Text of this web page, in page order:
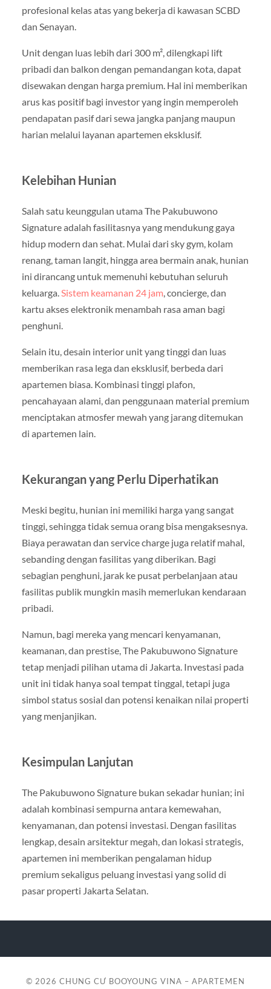
profesional kelas atas yang bekerja di kawasan SCBD
dan Senayan.
Unit dengan luas lebih dari 300 m², dilengkapi lift
pribadi dan balkon dengan pemandangan kota, dapat
disewakan dengan harga premium. Hal ini memberikan
arus kas positif bagi investor yang ingin memperoleh
pendapatan pasif dari sewa jangka panjang maupun
harian melalui layanan apartemen eksklusif.
Kelebihan Hunian
Salah satu keunggulan utama The Pakubuwono
Signature adalah fasilitasnya yang mendukung gaya
hidup modern dan sehat. Mulai dari sky gym, kolam
renang, taman langit, hingga area bermain anak, hunian
ini dirancang untuk memenuhi kebutuhan seluruh
keluarga. Sistem keamanan 24 jam , concierge, dan
kartu akses elektronik menambah rasa aman bagi
penghuni.
Selain itu, desain interior unit yang tinggi dan luas
memberikan rasa lega dan eksklusif, berbeda dari
apartemen biasa. Kombinasi tinggi plafon,
pencahayaan alami, dan penggunaan material premium
menciptakan atmosfer mewah yang jarang ditemukan
di apartemen lain.
Kekurangan yang Perlu Diperhatikan
Meski begitu, hunian ini memiliki harga yang sangat
tinggi, sehingga tidak semua orang bisa mengaksesnya.
Biaya perawatan dan service charge juga relatif mahal,
sebanding dengan fasilitas yang diberikan. Bagi
sebagian penghuni, jarak ke pusat perbelanjaan atau
fasilitas publik mungkin masih memerlukan kendaraan
pribadi.
Namun, bagi mereka yang mencari kenyamanan,
keamanan, dan prestise, The Pakubuwono Signature
tetap menjadi pilihan utama di Jakarta. Investasi pada
unit ini tidak hanya soal tempat tinggal, tetapi juga
simbol status sosial dan potensi kenaikan nilai properti
yang menjanjikan.
Kesimpulan Lanjutan
The Pakubuwono Signature bukan sekadar hunian; ini
adalah kombinasi sempurna antara kemewahan,
kenyamanan, dan potensi investasi. Dengan fasilitas
lengkap, desain arsitektur megah, dan lokasi strategis,
apartemen ini memberikan pengalaman hidup
premium sekaligus peluang investasi yang solid di
pasar properti Jakarta Selatan.
© 2026 CHUNG CƯ BOOYOUNG VINA – APARTEMEN